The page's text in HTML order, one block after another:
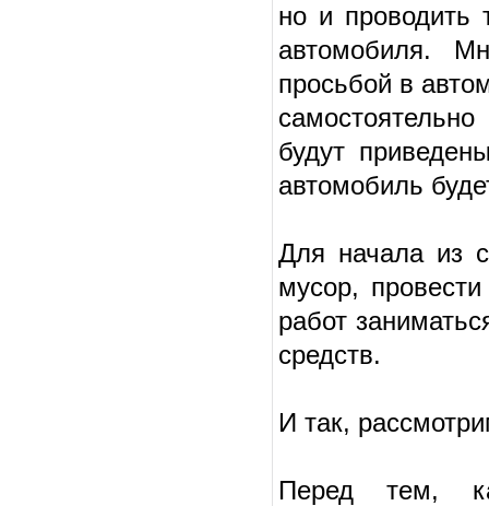
но и проводить
автомобиля.
просьбой в
будут
автомобиль
Для начала из
мусор,
работ
средств.
И так,
Перед тем,